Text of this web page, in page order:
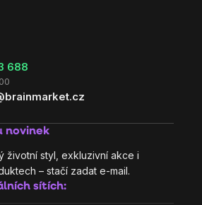
688
novinek
životní styl, exkluzivní akce i
– stačí zadat e-mail.
sítích: